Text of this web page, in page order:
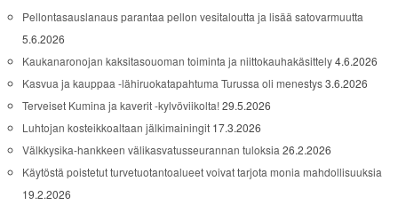
Pellontasauslanaus parantaa pellon vesitaloutta ja lisää satovarmuutta
5.6.2026
Kaukanaronojan kaksitasouoman toiminta ja niittokauhakäsittely4.6.2026
Kasvua ja kauppaa -lähiruokatapahtuma Turussa oli menestys3.6.2026
Terveiset Kumina ja kaverit -kylvöviikolta!29.5.2026
Luhtojan kosteikkoaltaan jälkimainingit 17.3.2026
Välkkysika-hankkeen välikasvatusseurannan tuloksia 26.2.2026
Käytöstä poistetut turvetuotantoalueet voivat tarjota monia mahdollisuuksia
19.2.2026